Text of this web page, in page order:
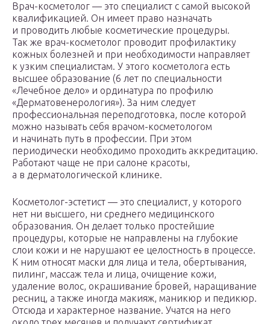
Врач-косметолог — это специалист с самой высокой
квалификацией. Он имеет право назначать
и проводить любые косметические процедуры.
Так же врач-косметолог проводит профилактику
кожных болезней и при необходимости направляет
к узким специалистам. У этого косметолога есть
высшее образование (6 лет по специальности
«Лечебное дело» и ординатура по профилю
«Дерматовенерология»). За ним следует
профессиональная переподготовка, после которой
можно называть себя врачом-косметологом
и начинать путь в профессии. При этом
периодически необходимо проходить аккредитацию.
Работают чаще не при салоне красоты,
а в дерматологической клинике.
Косметолог-эстетист — это специалист, у которого
нет ни высшего, ни среднего медицинского
образования. Он делает только простейшие
процедуры, которые не направлены на глубокие
слои кожи и не нарушают ее целостность в процессе.
К ним относят маски для лица и тела, обертывания,
пилинг, массаж тела и лица, очищение кожи,
удаление волос, окрашивание бровей, наращивание
ресниц, а также иногда макияж, маникюр и педикюр.
Отсюда и характерное название. Учатся на него